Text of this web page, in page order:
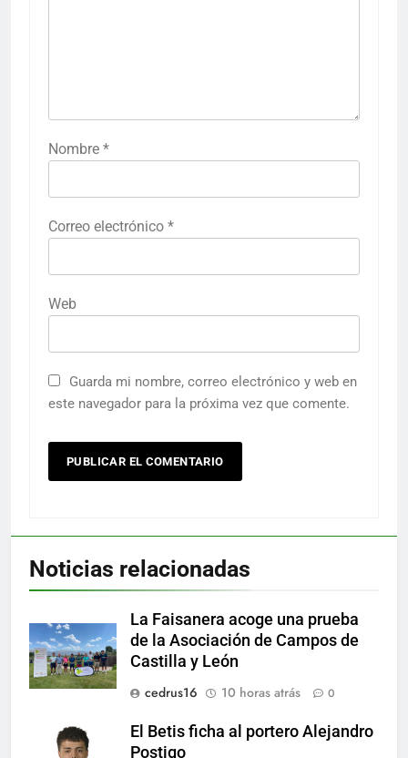
Nombre *
Correo electrónico *
Web
Guarda mi nombre, correo electrónico y web en
este navegador para la próxima vez que comente.
Noticias relacionadas
La Faisanera acoge una prueba
de la Asociación de Campos de
Castilla y León
cedrus16
10 horas atrás 0
El Betis ficha al portero Alejandro
Postigo